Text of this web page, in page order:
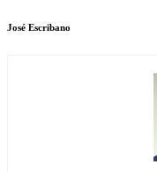
José Escribano